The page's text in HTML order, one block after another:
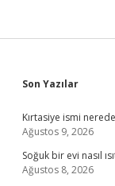
Sidebar
Son Yazılar
Kırtasiye ismi
Ağustos 9, 2026
Soğuk bir evi nasıl
Ağustos 8, 2026